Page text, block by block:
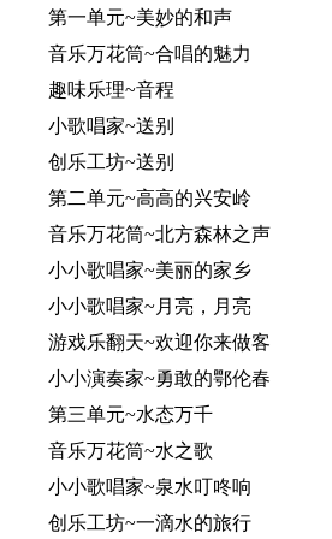
第一单元~美妙的和声
音乐万花筒~合唱的魅力
趣味乐理~音程
小歌唱家~送别
创乐工坊~送别
第二单元~高高的兴安岭
音乐万花筒~北方森林之声
小小歌唱家~美丽的家乡
小小歌唱家~月亮，月亮
游戏乐翻天~欢迎你来做客
小小演奏家~勇敢的鄂伦春
第三单元~水态万千
音乐万花筒~水之歌
小小歌唱家~泉水叮咚响
创乐工坊~一滴水的旅行